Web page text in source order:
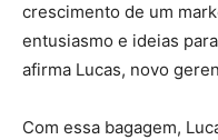
crescimento de um
entusiasmo e ideias
afirma Lucas, novo
Com essa bagagem,